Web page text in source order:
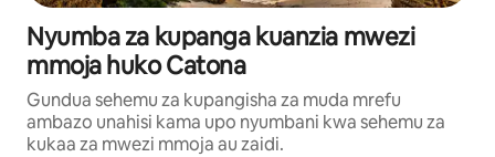
Nyumba za kupanga kuanzia mwezi
mmoja huko Catona
Gundua sehemu za kupangisha za muda mrefu
ambazo unahisi kama upo nyumbani kwa sehemu za
kukaa za mwezi mmoja au zaidi.